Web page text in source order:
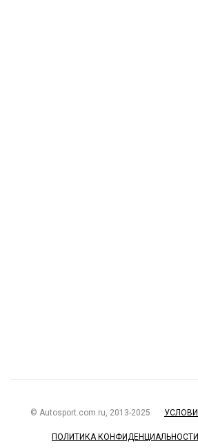
© Autosport.com.ru, 2013-2025
ПОЛИТИКА КОНФИДЕНЦИАЛЬНОСТИ